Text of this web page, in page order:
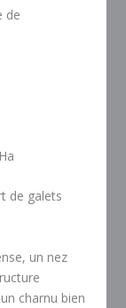
de
de galets
un nez
charnu bien